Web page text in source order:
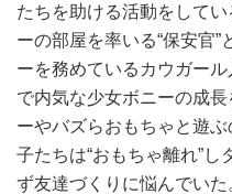
たちを助ける活動をして
ーの部屋を率いる“保安官
ーを務めているカウガー
で内気な少女ボニーの成
ーやバズらおもちゃと遊
子たちは“おもちゃ離れ”
ず友達づくりに悩んでいた